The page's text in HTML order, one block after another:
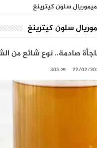
ميموريال سلون كيترينغ
سلون كيترينغ
صادمة.. نوع شائع من
22/02/
303